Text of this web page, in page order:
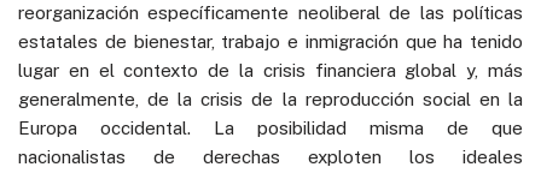
reorganización específicamente neoliberal de las políticas
estatales de bienestar, trabajo e inmigración que ha tenido
lugar en el contexto de la crisis financiera global y, más
generalmente, de la crisis de la reproducción social en la
Europa occidental. La posibilidad misma de que
nacionalistas de derechas exploten los ideales